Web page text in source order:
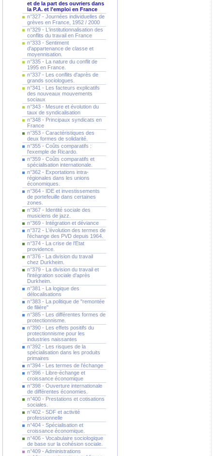
et de la part des ouvriers dans
la P.A. et l'emploi en France
n°327 - Journées individuelles de
grèves en France, 1952 / 2000
n°329 - L'institutionnalisation des
conflits du travail en France
n°333 - Sentiment
d'appartenance de classe et
moyennisation.
n°335 - La nature du conflit de
1995 en France.
n°337 - Les conflits d'après de
grands sociologues.
n°341 - Les facteurs explicatifs
des nouveaux mouvements
sociaux
n°343 - Mesure et évolution du
taux de syndicalisation
n°348 - Principaux syndicats en
France
n°353 - Caractéristiques des
deux formes de solidarité.
n°355 - Coûts comparatifs :
l'exemple de Ricardo.
n°359 - Coûts comparatifs et
spécialisation internationale.
n°362 - Exportations intra-
régionales dans les unions
économiques.
n°364 - IDE et investissements
de portefeuille dans certaines
zones.
n°367 - Identité sociale des
musiciens de jazz.
n°369 - Intégration et déviance
n°372 - L'évolution des termes de
l'échange des PVD depuis 1964.
n°374 - La crise de l'Etat
providence.
n°376 - La division du travail
chez Durkheim.
n°379 - La division du travail et
l'intégration sociale d'après
Durkheim.
n°381 - La logique des
délocalisations
n°383 - La politique de "remontée
de filière"
n°385 - Les différentes formes de
protectionnisme.
n°390 - Les effets positifs du
protectionnisme pour les
industries naissantes
n°392 - Les risques de la
spécialisation dans les produits
primaires
n°394 - Les termes de l'échange
n°396 - Libre-échange et
croissance économique
n°398 - Ouverture internationale
de différentes économies.
n°400 - Prestations et cotisations
sociales.
n°402 - SDF et activité
professionnelle
n°404 - Spécialisation et
croissance économique.
n°406 - Vocabulaire sociologique
de base sur la cohésion sociale.
n°409 - Administrations